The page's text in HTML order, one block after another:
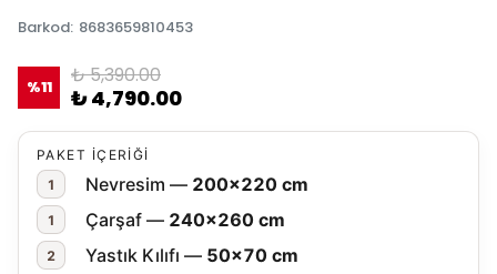
Barkod: 8683659810453
%11 ₺ 5,390.00
₺ 4,790.00
PAKET İÇERİĞİ
1
Nevresim — 200×220 cm
1 Çarşaf — 240×260 cm
2 Yastık Kılıfı — 50×70 cm